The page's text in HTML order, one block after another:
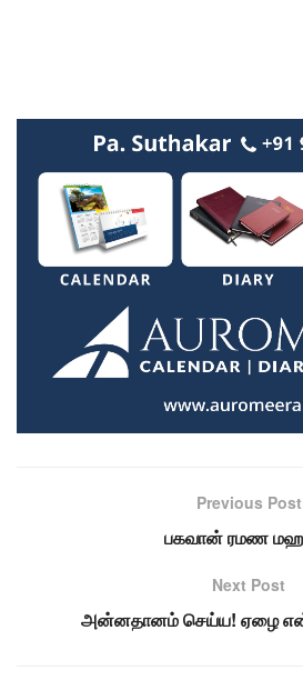
Previous Post
பகவான் ரமண
Next Post
அன்னதானம் செய்ய! ஏழை